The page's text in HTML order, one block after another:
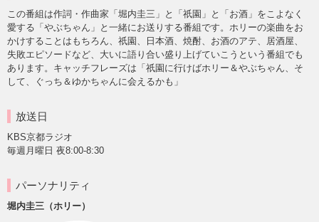
この番組は作詞・作曲家「堀内圭三」と「祇園」と「お酒」をこよなく
愛する「やぶちゃん」と一緒にお送りする番組です。ホリーの楽曲をお
かけすることはもちろん、祇園、日本酒、焼酎、お酒のアテ、居酒屋、
失敗エピソードなど、大いに語り合い盛り上げていこうという番組でも
あります。キャッチフレーズは「祇園に行けばホリー＆やぶちゃん、そ
して、ぐっち＆ゆかちゃんに会えるかも」
放送日
KBS京都ラジオ
毎週月曜日 夜8:00-8:30
パーソナリティ
堀内圭三（ホリー）